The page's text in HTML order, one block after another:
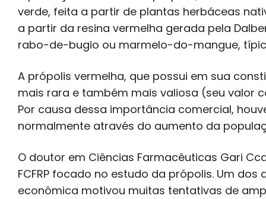
verde, feita a partir de plantas herbáceas
a partir da resina vermelha gerada pela
rabo-de-bugio ou marmelo-do-mangue,
A própolis vermelha, que possui em sua
mais rara e também mais valiosa (seu valor
Por causa dessa importância comercial,
normalmente através do aumento da
O doutor em Ciências Farmacêuticas Gari
FCFRP focado no estudo da própolis. Um
econômica motivou muitas tentativas de